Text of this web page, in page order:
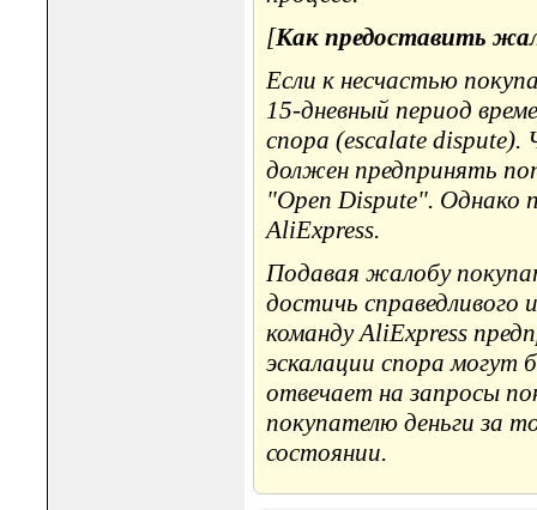
[Как предоставить
Если к несчастью
15-дневный период
спора (escalate
должен предпринять
"Open Dispute". Однако
AliExpress.
Подавая жалобу
достичь справедливого
команду AliExpress
эскалации спора могут
отвечает на запросы
покупателю деньги за
состоянии.